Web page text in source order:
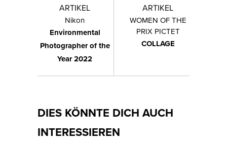
ARTIKEL
Nikon
Environmental
Photographer of the
Year 2022
ARTIKEL
WOMEN OF THE
PRIX PICTET
COLLAGE
DIES KÖNNTE DICH AUCH
INTERESSIEREN